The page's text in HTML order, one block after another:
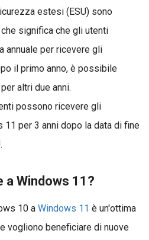
estesi (ESU) sono
significa che gli utenti
annuale per ricevere gli
il primo anno, è possibile
altri due anni.
possono ricevere gli
11 per 3 anni dopo la data di fine
a Windows 11?
10 a Windows 11 è un'ottima
vogliono beneficiare di nuove